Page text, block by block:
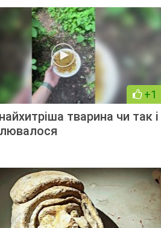
+1
тварина чи так і